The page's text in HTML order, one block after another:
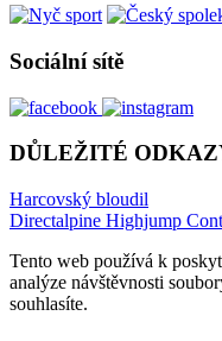
Sociální sítě
DŮLEŽITÉ
Harcovský bloudil
Directalpine Highjump
Tento web používá k
analýze návštěvnosti
souhlasíte.